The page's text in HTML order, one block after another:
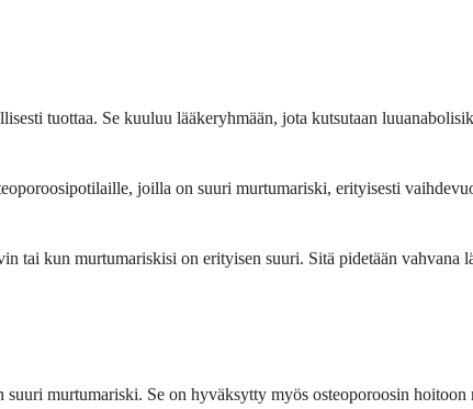
tuottaa. Se kuuluu lääkeryhmään, jota kutsutaan
joilla on suuri murtumariski, erityisesti
tai kun murtumariskisi on erityisen suuri. Sitä pidetään vahvana
murtumariski. Se on hyväksytty myös osteoporoosin